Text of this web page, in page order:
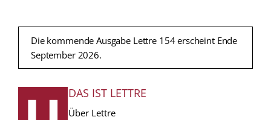
Die kommende Ausgabe Lettre 154 erscheint Ende
September 2026.
FUSSZEILE
DAS IST LETTRE
Über Lettre